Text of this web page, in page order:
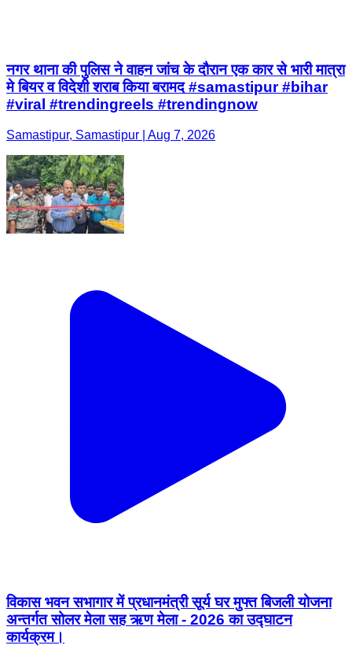
नगर थाना की पुलिस ने वाहन जांच के दौरान एक कार से भारी मात्रा
मे बियर व विदेशी शराब किया बरामद #samastipur #bihar
#viral #trendingreels #trendingnow
Samastipur, Samastipur | Aug 7, 2026
विकास भवन सभागार में प्रधानमंत्री सूर्य घर मुफ्त बिजली योजना
अन्तर्गत सोलर मेला सह ऋण मेला - 2026 का उद्घाटन
कार्यक्रम।